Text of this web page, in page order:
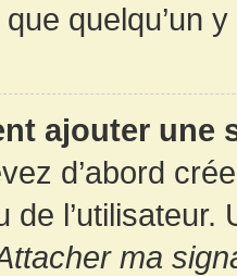
quelqu’un
ajouter une
d’abord
de
ma